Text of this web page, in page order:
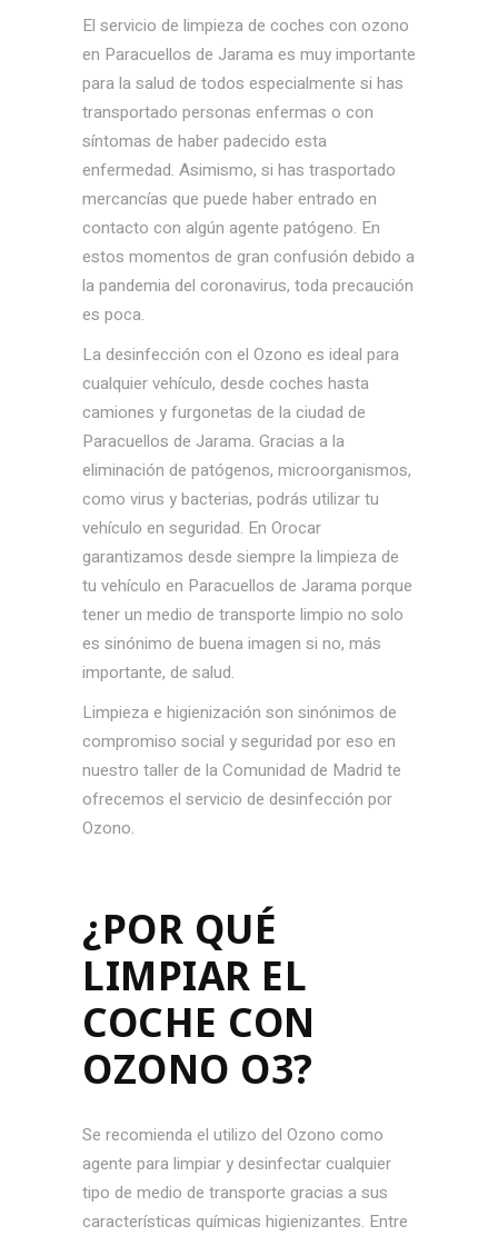
El servicio de limpieza de coches con ozono
en Paracuellos de Jarama es muy importante
para la salud de todos especialmente si has
transportado personas enfermas o con
síntomas de haber padecido esta
enfermedad. Asimismo, si has trasportado
mercancías que puede haber entrado en
contacto con algún agente patógeno. En
estos momentos de gran confusión debido a
la pandemia del coronavirus, toda precaución
es poca.
La desinfección con el Ozono es ideal para
cualquier vehículo, desde coches hasta
camiones y furgonetas de la ciudad de
Paracuellos de Jarama. Gracias a la
eliminación de patógenos, microorganismos,
como virus y bacterias, podrás utilizar tu
vehículo en seguridad. En Orocar
garantizamos desde siempre la limpieza de
tu vehículo en Paracuellos de Jarama porque
tener un medio de transporte limpio no solo
es sinónimo de buena imagen si no, más
importante, de salud.
Limpieza e higienización son sinónimos de
compromiso social y seguridad por eso en
nuestro taller de la Comunidad de Madrid te
ofrecemos el servicio de desinfección por
Ozono.
¿POR QUÉ
LIMPIAR EL
COCHE CON
OZONO O3?
Se recomienda el utilizo del Ozono como
agente para limpiar y desinfectar cualquier
tipo de medio de transporte gracias a sus
características químicas higienizantes. Entre